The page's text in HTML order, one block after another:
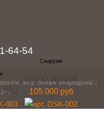
007
арт. DSK-006
105 000 руб
64-54
. ВСЕ ПРАВА ЗАЩИЩЕНЫ /